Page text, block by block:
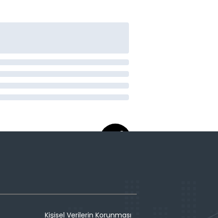
Kişisel Verilerin Korunması